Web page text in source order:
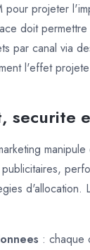
pour projeter
doit
par canal via
l'effet
securite
d'allocation.
: chaque